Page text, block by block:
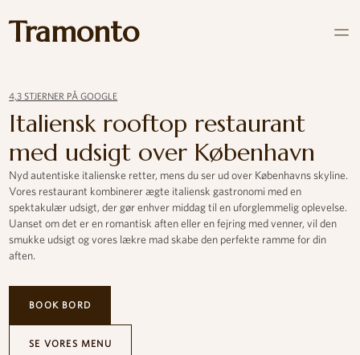
Tramonto
4,3 STJERNER PÅ GOOGLE
Italiensk rooftop restaurant
med udsigt over København
Nyd autentiske italienske retter, mens du ser ud over Københavns skyline.
Vores restaurant kombinerer ægte italiensk gastronomi med en
spektakulær udsigt, der gør enhver middag til en uforglemmelig oplevelse.
Uanset om det er en romantisk aften eller en fejring med venner, vil den
smukke udsigt og vores lækre mad skabe den perfekte ramme for din
aften.
BOOK BORD
SE VORES MENU